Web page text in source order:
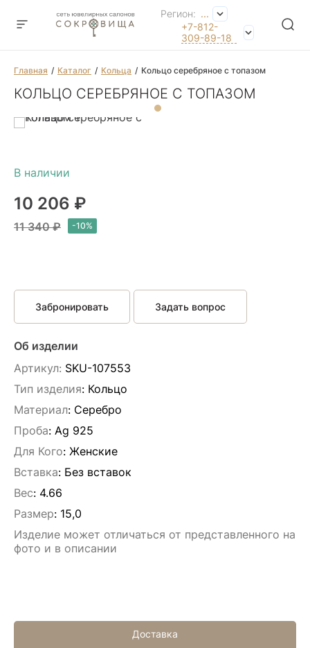
Регион: ...
+7-812-
309-89-18
Главная Каталог Кольца Кольцо серебряное с топазом
КОЛЬЦО СЕРЕБРЯНОЕ С ТОПАЗОМ
10 206 ₽
11 340 ₽
Забронировать Задать вопрос
Об изделии
Артикул: SKU-107553
Тип изделия: Кольцо
Материал: Серебро
Проба: Ag 925
Для Кого: Женские
Вставка: Без вставок
Вес: 4.66
Размер: 15,0
Изделие может отличаться от представленного на
фото и в описании
Доставка